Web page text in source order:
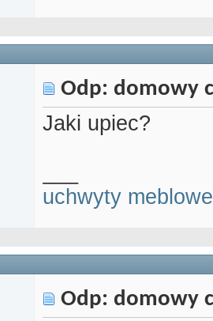
Odp: domowy
Jaki upiec?
uchwyty meblowe
Odp: domowy